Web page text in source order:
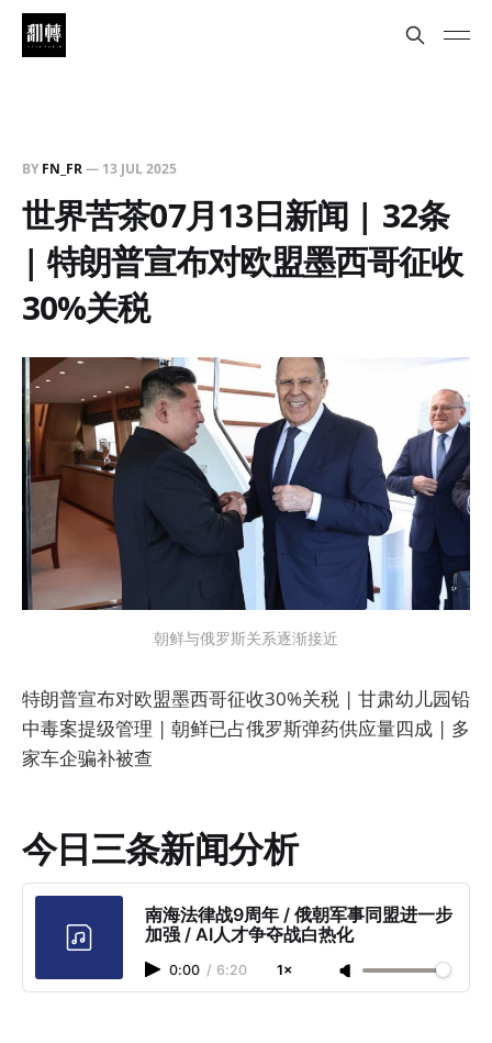
BY FN_FR— 13 JUL 2025
世界苦茶07月13日新闻 | 32条
| 特朗普宣布对欧盟墨西哥征收
30%关税
朝鲜与俄罗斯关系逐渐接近
特朗普宣布对欧盟墨西哥征收30%关税 | 甘肃幼儿园铅
中毒案提级管理 | 朝鲜已占俄罗斯弹药供应量四成 | 多
家车企骗补被查
今日三条新闻分析
南海法律战9周年 / 俄朝军事同盟进一步
加强 / AI人才争夺战白热化
0:00 / 6:20 1×